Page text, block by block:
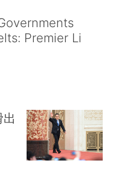
Premier Li